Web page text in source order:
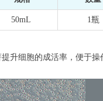
50mL 1瓶
升细胞的成活率，便于操